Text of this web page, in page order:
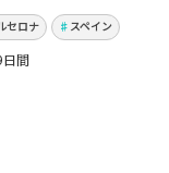
セロナ スペイン
間